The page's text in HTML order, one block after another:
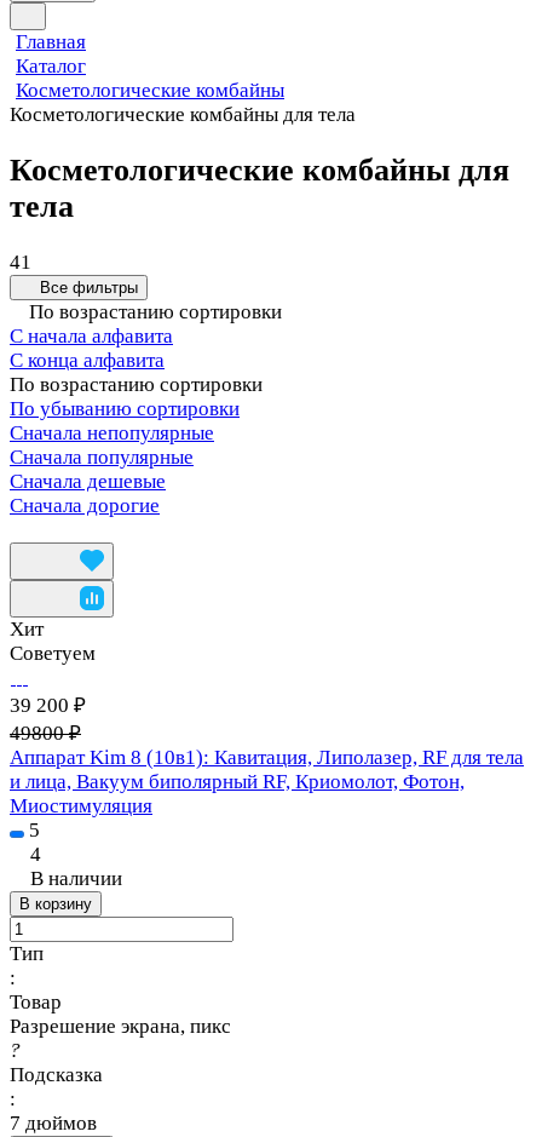
Главная
Каталог
Косметологические комбайны
Косметологические комбайны для тела
Косметологические комбайны для
тела
41
Все фильтры
По возрастанию сортировки
С начала алфавита
С конца алфавита
По возрастанию сортировки
По убыванию сортировки
Сначала непопулярные
Сначала популярные
Сначала дешевые
Сначала дорогие
Хит
Советуем
39 200 ₽
49800 ₽
Аппарат Kim 8 (10в1): Кавитация, Липолазер, RF для тела
и лица, Вакуум биполярный RF, Криомолот, Фотон,
Миостимуляция
5
4
В наличии
В корзину
Тип
:
Товар
Разрешение экрана, пикс
?
Подсказка
:
7 дюймов